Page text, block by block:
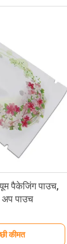
पैकेजिंग पाउच,
पाउच
कीमत